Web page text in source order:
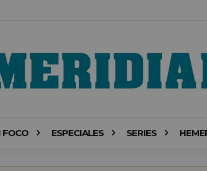
FOCO ESPECIALES SERIES